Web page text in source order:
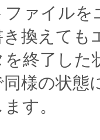
ファイル
き換えて
を終了した
様の状態
す。